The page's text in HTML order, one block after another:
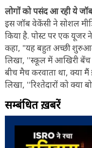
लोगों को पसंद आ रही ये
इस जॉब वेकेंसी ने सोशल
किया है. पोस्ट पर एक
कहा, "यह बहुत अच्छी
लिखा, ''स्कूल में आखिरी बेंच
बीच मैच करवाता था, क्या
लिखा, ''रिश्तेदारों को क्या
सम्बंधित ख़बरें